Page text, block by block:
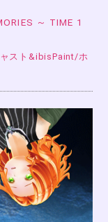
～ TIME 1
スト&ibisPaint/ホ